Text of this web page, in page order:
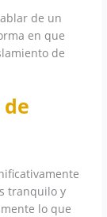
de un
en que
de
tranquilo y
lo que